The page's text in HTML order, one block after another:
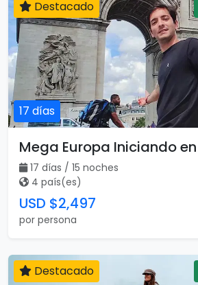
13 días / 13 noches
3 país(es)
USD $2,255
por persona
17 días
Destacado
Mega Europa Iniciando
17 días / 15 noches